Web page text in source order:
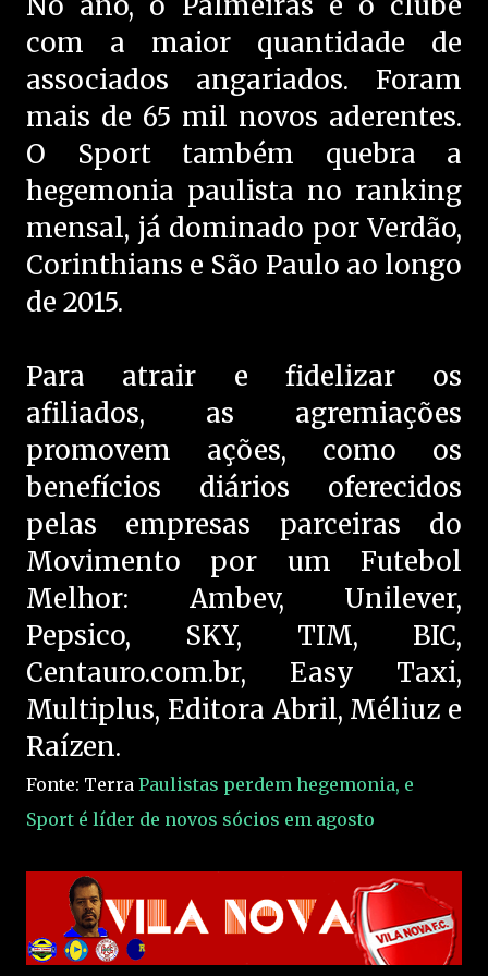
com a maior quantidade de
associados angariados. Foram
mais de 65 mil novos aderentes.
O Sport também quebra a
hegemonia paulista no ranking
mensal, já dominado por Verdão,
Corinthians e São Paulo ao longo
de 2015.
Para atrair e fidelizar os
afiliados, as agremiações
promovem ações, como os
benefícios diários oferecidos
pelas empresas parceiras do
Movimento por um Futebol
Melhor: Ambev, Unilever,
Pepsico, SKY, TIM, BIC,
Centauro.com.br, Easy Taxi,
Multiplus, Editora Abril, Méliuz e
Raízen.
Fonte: Terra Paulistas perdem hegemonia, e
Sport é líder de novos sócios em agosto